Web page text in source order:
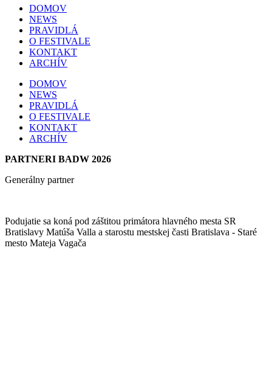
DOMOV
NEWS
PRAVIDLÁ
O FESTIVALE
KONTAKT
ARCHÍV
DOMOV
NEWS
PRAVIDLÁ
O FESTIVALE
KONTAKT
ARCHÍV
PARTNERI BADW 2026
Generálny partner
Podujatie sa koná pod záštitou primátora hlavného mesta SR
Bratislavy Matúša Valla a starostu mestskej časti Bratislava - Staré
mesto Mateja Vagača